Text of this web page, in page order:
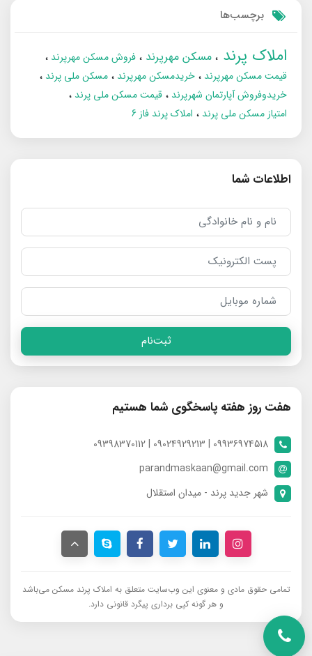
برچسب‌ها
املاک پرند مسکن مهرپرند
فروش مسکن مهرپرند
قیمت مسکن مهرپرند
خریدمسکن مهرپرند
مسکن ملی پرند
خریدوفروش آپارتمان شهرپرند
قیمت مسکن ملی پرند
امتیاز مسکن ملی پرند
املاک پرند فاز 6
اطلاعات شما
ثبت‌نام
هفت روز هفته پاسخگوی شما هستیم
09936974518 | 09024929213 | 09398370112
parandmaskaan@gmail.com
شهر جدید پرند - میدان استقلال
تمامی حقوق مادی و معنوی این وب‌سایت متعلق به املاک پرند مسکن می‌باشد
و هر گونه کپی برداری پیگرد قانونی دارد.